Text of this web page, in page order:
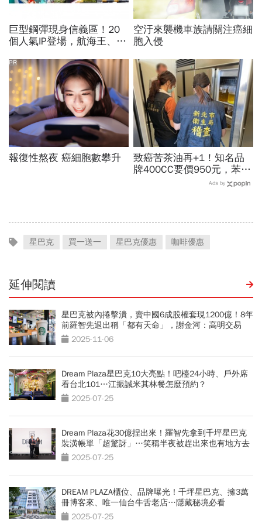
巨型鋼彈現身信義區！20
個人氣IP登場，航海王、哥
點打卡熱點，活動只到這天
空汙來襲機車族請關注癌細
胞入侵
報復性熬夜 癌細胞數攀升
PR
致癌苦茶油再+1！知名品
牌400CC要價950元，苯駢
芘卻超標3倍…賣出131瓶
Ads by
星巴克 買一送一 星巴克優惠 咖啡優惠
延伸閱讀
星巴克被內捲擊潰，賣中國6成股權套現1200億！8年
前羅智先退出稱「都有天命」，謝金河：高明交易
2025-11-06
Dream Plaza星巴克10大亮點！吧檯24小時、戶外席
看台北101…江振誠米其林餐怎麼預約？
2025-07-25
Dream Plaza花30億捏出來！羅智先拿到千坪星巴克
裝潢帳單「超驚訝」…笑稱半夜被趕出來也有地方去
2025-07-25
DREAM PLAZA櫃位、品牌曝光！千坪星巴克、擁3萬
冊博客來、唯一仙台牛舌老店…隱藏秘境必看
2025-07-25